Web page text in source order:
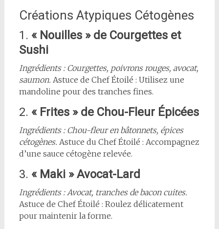
Créations Atypiques Cétogènes
1. « Nouilles » de Courgettes et
Sushi
Ingrédients : Courgettes, poivrons rouges, avocat,
saumon. Astuce de Chef Étoilé : Utilisez une
mandoline pour des tranches fines.
2. « Frites » de Chou-Fleur Épicées
Ingrédients : Chou-fleur en bâtonnets, épices
cétogènes. Astuce du Chef Étoilé : Accompagnez
d’une sauce cétogène relevée.
3. « Maki » Avocat-Lard
Ingrédients : Avocat, tranches de bacon cuites.
Astuce de Chef Étoilé : Roulez délicatement
pour maintenir la forme.